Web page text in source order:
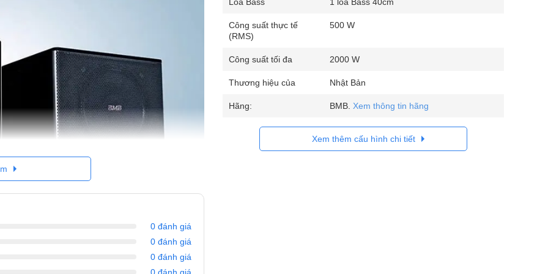
vệ hệ thống bên trong khỏi va đập cũng
sơn bảo vệ hạn chế nước và ẩm mốc, đã
nhiều lần.
0 đánh giá
0 đánh giá
0 đánh giá
Công suất thực tế
(RMS)
500 W
Công suất tối đa 2000 W
Thương hiệu của Nhật Bản
Hãng: BMB. Xem thông tin hãng
Xem thêm cấu hình chi tiết